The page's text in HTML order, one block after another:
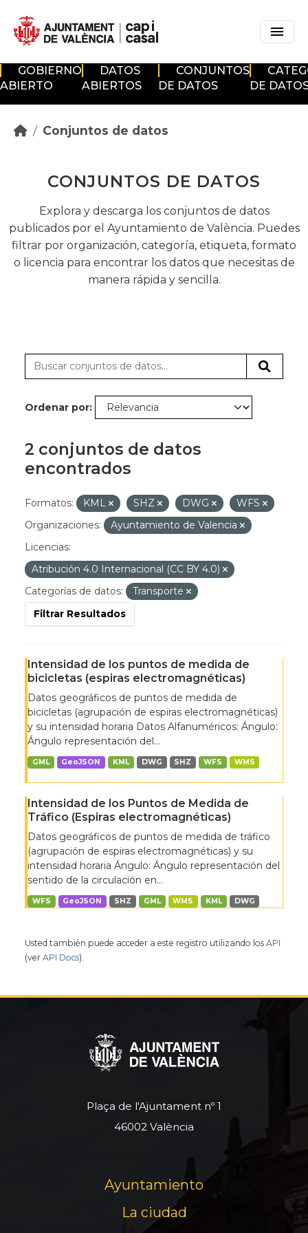
GOBIERNO
ABIERTO
DATOS
ABIERTOS
CONJUNTOS
DE DATOS
DE
Conjuntos de datos
CONJUNTOS DE DATOS
Explora y descarga los conjuntos de datos
publicados por el Ayuntamiento de València. Puedes
filtrar por organización, categoría, etiqueta, formato
o licencia para encontrar los datos que necesitas de
manera rápida y sencilla.
Ordenar por
2 conjuntos de datos
encontrados
Formatos: KML SHZ DWG
WFS
Organizaciones:
Ayuntamiento de Valencia
Licencias:
Atribución 4.0 Internacional (CC BY 4.0)
Categorías de datos:
Transporte
Filtrar Resultados
Intensidad de los puntos de medida de
bicicletas (espiras electromagnéticas)
Datos geográficos de puntos de medida de
bicicletas (agrupación de espiras electromagnéticas)
y su intensidad horaria Datos Alfanuméricos: Ángulo:
Ángulo representación del...
GML GeoJSON KML DWG SHZ WFS WMS
Intensidad de los Puntos de Medida de
Tráfico (Espiras electromagnéticas)
Datos geográficos de puntos de medida de tráfico
(agrupación de espiras electromagnéticas) y su
intensidad horaria Ángulo: Ángulo representación del
sentido de la circulación en...
WFS GeoJSON SHZ GML WMS KML DWG
Usted también puede acceder a este registro utilizando los API
(ver API Docs).
Plaça de l'Ajuntament nº 1
46002 València
Ayuntamiento
La ciudad